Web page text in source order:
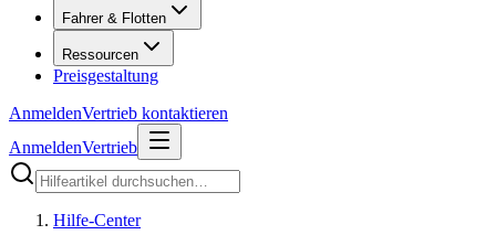
Fahrer & Flotten
Ressourcen
Preisgestaltung
AnmeldenVertrieb kontaktieren
AnmeldenVertrieb
Hilfe-Center